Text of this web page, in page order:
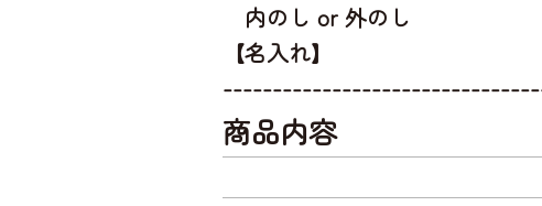
内のし or 外のし
【名入れ】
商品内容